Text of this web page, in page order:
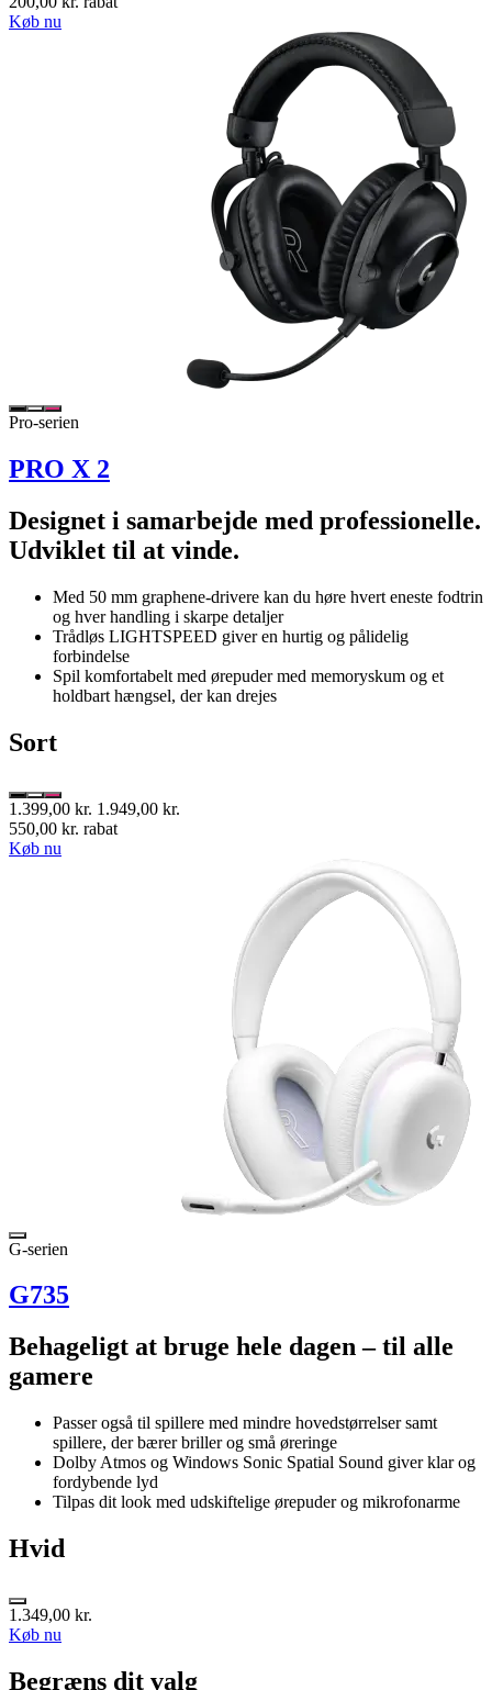
Køb nu
Pro-serien
PRO X 2
Designet i samarbejde med professionelle.
Udviklet til at vinde.
Med 50 mm graphene-drivere kan du høre hvert eneste fodtrin
og hver handling i skarpe detaljer
Trådløs LIGHTSPEED giver en hurtig og pålidelig
forbindelse
Spil komfortabelt med ørepuder med memoryskum og et
holdbart hængsel, der kan drejes
Sort
1.399,00 kr. 1.949,00 kr.
550,00 kr. rabat
Køb nu
G-serien
G735
Behageligt at bruge hele dagen – til alle
gamere
Passer også til spillere med mindre hovedstørrelser samt
spillere, der bærer briller og små øreringe
Dolby Atmos og Windows Sonic Spatial Sound giver klar og
fordybende lyd
Tilpas dit look med udskiftelige ørepuder og mikrofonarme
Hvid
1.349,00 kr.
Køb nu
Begræns dit valg